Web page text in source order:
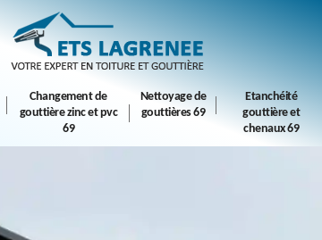
Changement de
gouttière zinc et pvc
69
Nettoyage de
gouttières 69
Etanchéité
gouttière et
chenaux 69